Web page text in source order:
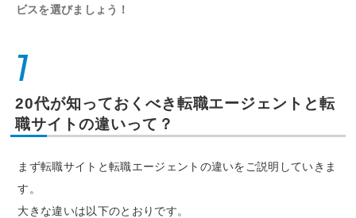
ビスを選びましょう！
1
20代が知っておくべき転職エージェントと転
職サイトの違いって？
まず転職サイトと転職エージェントの違いをご説明していきま
す。
大きな違いは以下のとおりです。